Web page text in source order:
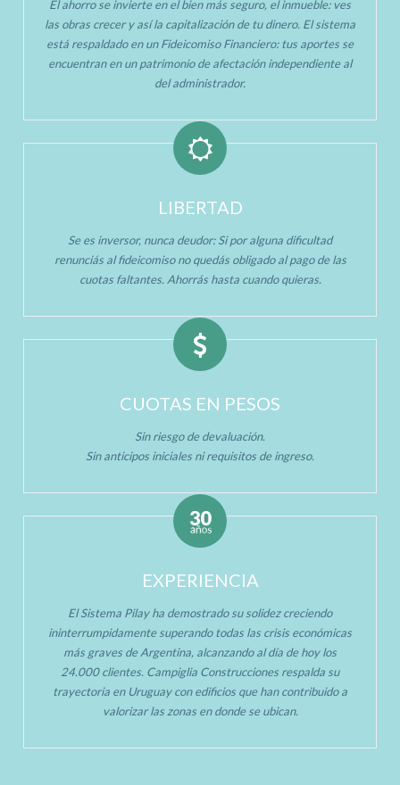
El ahorro se invierte en el bien más seguro, el inmueble: ves
las obras crecer y así la capitalización de tu dinero. El sistema
está respaldado en un Fideicomiso Financiero: tus aportes se
encuentran en un patrimonio de afectación independiente al
del administrador.
LIBERTAD
Se es inversor, nunca deudor: Si por alguna dificultad
renunciás al fideicomiso no quedás obligado al pago de las
cuotas faltantes. Ahorrás hasta cuando quieras.
CUOTAS EN PESOS
Sin riesgo de devaluación.
Sin anticipos iniciales ni requisitos de ingreso.
EXPERIENCIA
El Sistema Pilay ha demostrado su solidez creciendo
ininterrumpidamente superando todas las crisis económicas
más graves de Argentina, alcanzando al día de hoy los
24.000 clientes. Campiglia Construcciones respalda su
trayectoria en Uruguay con edificios que han contribuido a
valorizar las zonas en donde se ubican.